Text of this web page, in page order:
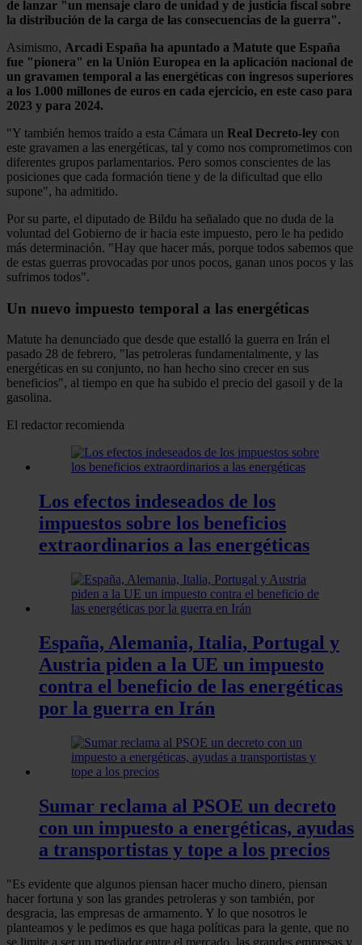
de lanzar "un mensaje claro de unidad y de justicia fiscal sobre
la distribución de la carga de las consecuencias de la guerra".
Asimismo, Arcadi España ha apuntado a Matute que España
fue "pionera" en la Unión Europea en la aplicación nacional de
un gravamen temporal a las energéticas con ingresos superiores
a los 1.000 millones de euros en cada ejercicio, en este caso para
2023 y para 2024.
"Y también hemos traído a esta Cámara un Real Decreto-ley con
este gravamen a las energéticas, tal y como nos comprometimos con
diferentes grupos parlamentarios. Pero somos conscientes de las
posiciones que cada formación tiene y de la dificultad que ello
supone", ha admitido.
Por su parte, el diputado de Bildu ha señalado que no duda de la
voluntad del Gobierno de ir hacia este impuesto, pero le ha pedido
más determinación. "Hay que hacer más, porque todos sabemos que
de estas guerras provocadas por unos pocos, ganan unos pocos y las
sufrimos todos".
Un nuevo impuesto temporal a las energéticas
Matute ha denunciado que desde que estalló la guerra en Irán el
pasado 28 de febrero, "las petroleras fundamentalmente, y las
energéticas en su conjunto, no han hecho sino crecer en sus
beneficios", al tiempo en que ha subido el precio del gasoil y de la
gasolina.
El redactor recomienda
Los efectos indeseados de los
impuestos sobre los beneficios
extraordinarios a las energéticas
España, Alemania, Italia, Portugal y
Austria piden a la UE un impuesto
contra el beneficio de las energéticas
por la guerra en Irán
Sumar reclama al PSOE un decreto
con un impuesto a energéticas, ayudas
a transportistas y tope a los precios
"Es evidente que algunos piensan hacer mucho dinero, piensan
hacer fortuna y son las grandes petroleras y son también, por
desgracia, las empresas de armamento. Y lo que nosotros le
planteamos y le pedimos es que haga políticas para la gente, que no
se limite a ser un mediador entre el mercado, las grandes empresas y